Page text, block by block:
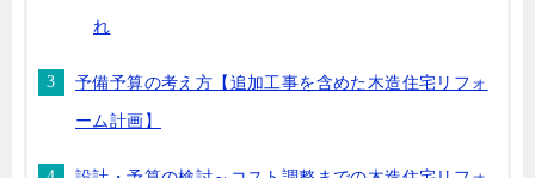
れ
予備予算の考え方【追加工事を含めた木造住宅リフォ
ーム計画】